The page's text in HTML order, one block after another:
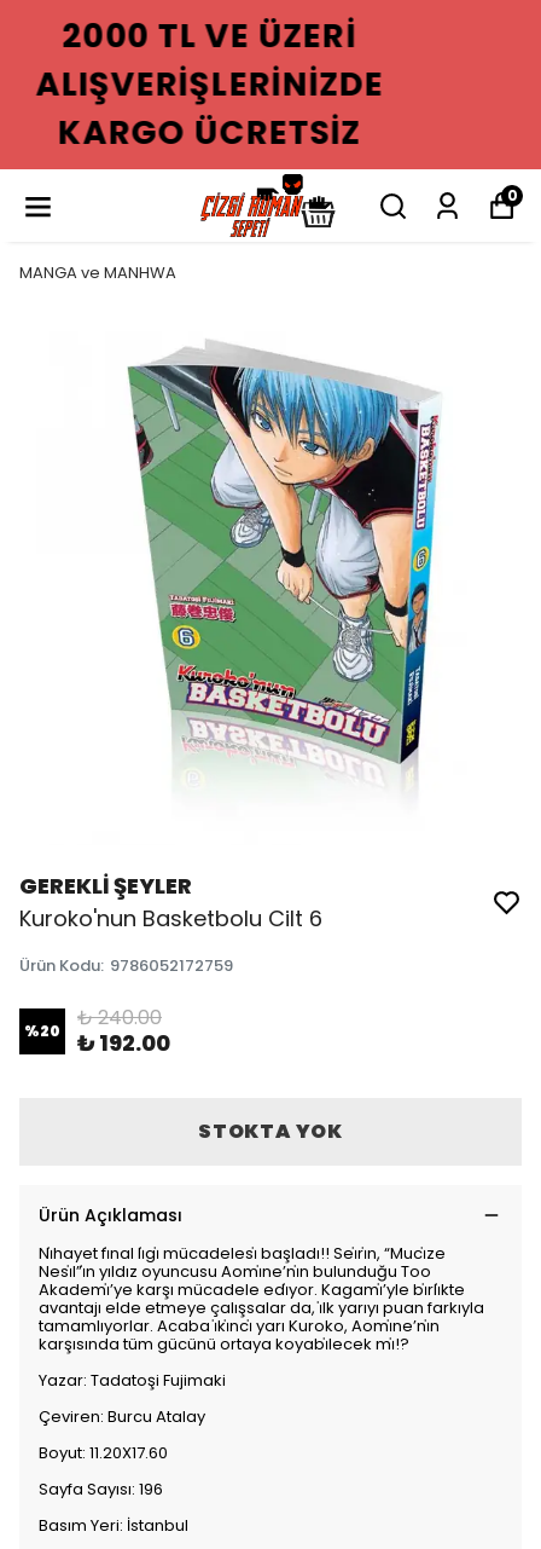
2000 TL VE ÜZERI
ALIŞVERIŞLERINIZDE
KARGO ÜCRETSIZ
0
MANGA ve MANHWA
GEREKLİ ŞEYLER
Kuroko'nun Basketbolu Cilt 6
Ürün Kodu: 9786052172759
%20 ₺ 240.00
₺ 192.00
STOKTA YOK
Ürün Açıklaması
Ni̇hayet fi̇nal li̇gi̇ mücadelesi̇ başladı!! Sei̇ri̇n, “Muci̇ze
Nesi̇l”i̇n yıldız oyuncusu Aomi̇ne’ni̇n bulunduğu Too
Akademi̇’ye karşı mücadele edi̇yor. Kagami̇’yle bi̇rli̇kte
avantajı elde etmeye çalışsalar da, i̇lk yarıyı puan farkıyla
tamamlıyorlar. Acaba i̇ki̇nci̇ yarı Kuroko, Aomi̇ne’ni̇n
karşısında tüm gücünü ortaya koyabi̇lecek mi̇!?
Yazar: Tadatoşi Fujimaki
Çeviren: Burcu Atalay
Boyut: 11.20X17.60
Sayfa Sayısı: 196
Basım Yeri: İstanbul